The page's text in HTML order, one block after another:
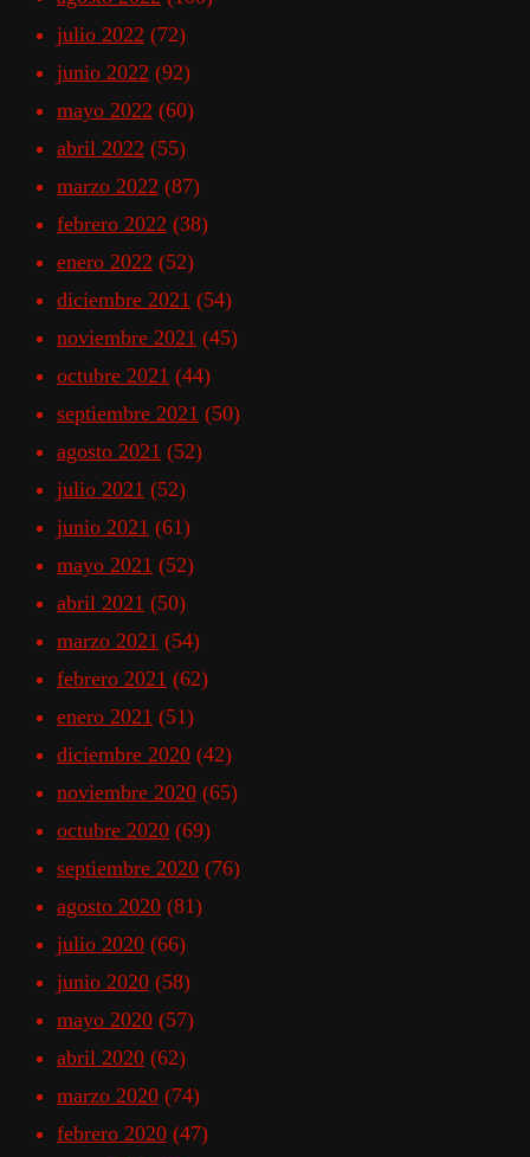
julio 2022 (72)
junio 2022 (92)
mayo 2022 (60)
abril 2022 (55)
marzo 2022 (87)
febrero 2022 (38)
enero 2022 (52)
diciembre 2021 (54)
noviembre 2021 (45)
octubre 2021 (44)
septiembre 2021 (50)
agosto 2021 (52)
julio 2021 (52)
junio 2021 (61)
mayo 2021 (52)
abril 2021 (50)
marzo 2021 (54)
febrero 2021 (62)
enero 2021 (51)
diciembre 2020 (42)
noviembre 2020 (65)
octubre 2020 (69)
septiembre 2020 (76)
agosto 2020 (81)
julio 2020 (66)
junio 2020 (58)
mayo 2020 (57)
abril 2020 (62)
marzo 2020 (74)
febrero 2020 (47)